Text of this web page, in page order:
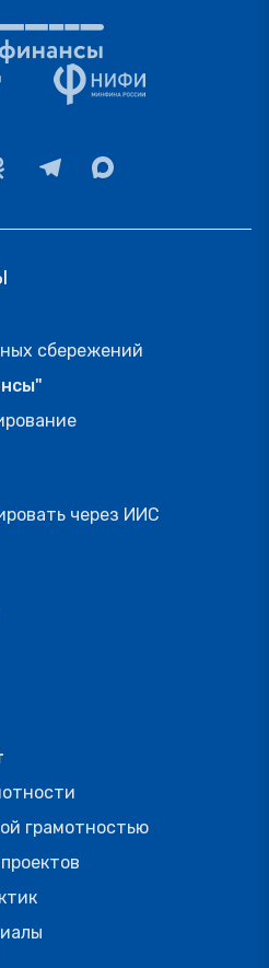
сбережений
через ИИС
грамотностью